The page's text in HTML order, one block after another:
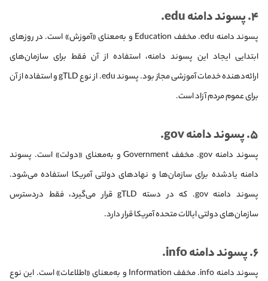
۴. پسوند دامنه edu.
پسوند دامنه edu. مخفف Education و به‌معنای «آموزش» است. در روزهای
ابتدایی ایجاد این پسوند دامنه، استفاده از آن فقط برای سازمان‌های
ارائه‌دهنده خدمات آموزشی مجاز بود. پسوند edu. از نوع gTLD و استفاده از آن
برای عموم مردم آزاد است.
۵. پسوند دامنه gov.
پسوند دامنه gov. مخفف Government و به‌معنای «دولت» است. پسوند
دامنه یادشده برای سازمان‌ها و نهادهای دولتی آمریکا استفاده می‌شود.
پسوند دامنه gov. که در دسته gTLD قرار می‌گیرد، فقط دردسترس
سازمان‌های دولتی ایالات متحده آمریکا قرار دارد.
۶. پسوند دامنه info.
پسوند دامنه info. مخفف Information و به‌معنای «اطلاعات» است. این نوع